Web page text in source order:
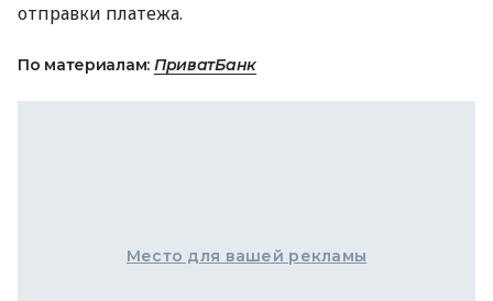
отправки платежа.
По материалам: ПриватБанк
Место для вашей рекламы